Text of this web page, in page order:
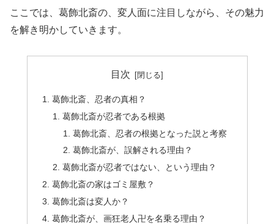
ここでは、葛飾北斎の、変人面に注目しながら、その魅力
を解き明かしていきます。
目次
葛飾北斎、忍者の真相？
葛飾北斎が忍者である根拠
葛飾北斎、忍者の根拠となった説と考察
葛飾北斎が、誤解される理由？
葛飾北斎が忍者ではない、という理由？
葛飾北斎の家はゴミ屋敷？
葛飾北斎は変人か？
葛飾北斎が、画狂老人卍を名乗る理由？